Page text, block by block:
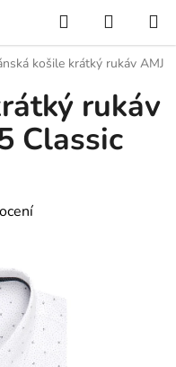
Hledat
KOŠÍK
košile krátký rukáv AMJ
rukáv
Classic